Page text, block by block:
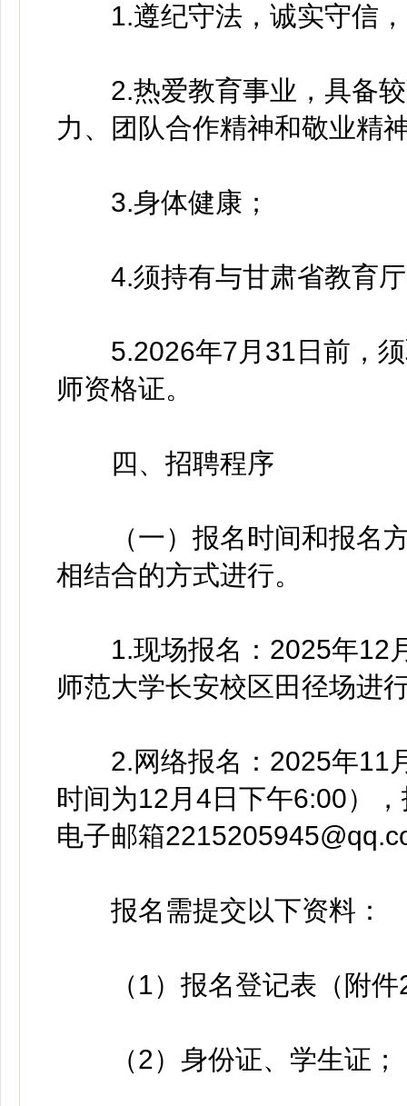
1.遵纪守法，诚实守信，
2.热爱教育事业，具备较
力、团队合作精神和敬业精
3.身体健康；
4.须持有与甘肃省教育厅
5.2026年7月31日前，须
师资格证。
四、招聘程序
（一）报名时间和报名方
相结合的方式进行。
1.现场报名：2025年12
师范大学长安校区田径场进
2.网络报名：2025年11
时间为12月4日下午6:00）
电子邮箱
报名需提交以下资料：
（1）报名登记表（附件
（2）身份证、学生证；